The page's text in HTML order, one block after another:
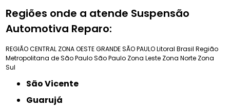
Regiões onde a atende Suspensão
Automotiva Reparo:
REGIÃO CENTRAL ZONA OESTEGRANDE SÃO PAULOLitoral Brasil Região
Metropolitana de São PauloSão Paulo Zona Leste Zona Norte Zona
Sul
São Vicente
Guarujá